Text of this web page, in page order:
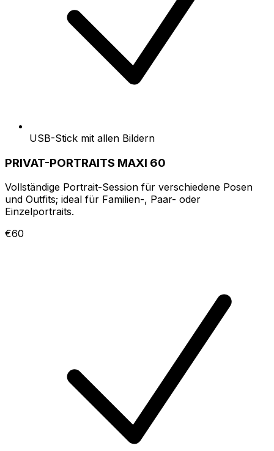
USB-Stick mit allen Bildern
PRIVAT-PORTRAITS MAXI 60
Vollständige Portrait-Session für verschiedene Posen
und Outfits; ideal für Familien-, Paar- oder
Einzelportraits.
€60